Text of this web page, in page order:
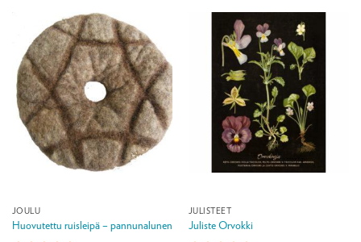
JOULU
Huovutettu ruisleipä – pannunalunen
JULISTEET
Juliste Orvokki